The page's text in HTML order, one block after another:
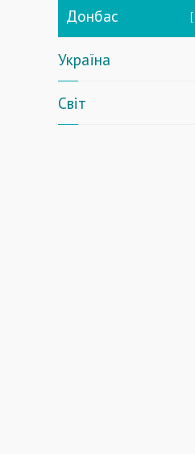
Донбас
Україна
Світ